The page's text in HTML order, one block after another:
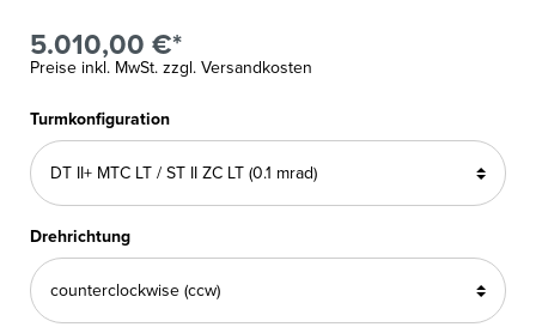
5.010,00 €*
Preise inkl. MwSt. zzgl. Versandkosten
Turmkonfiguration
Drehrichtung